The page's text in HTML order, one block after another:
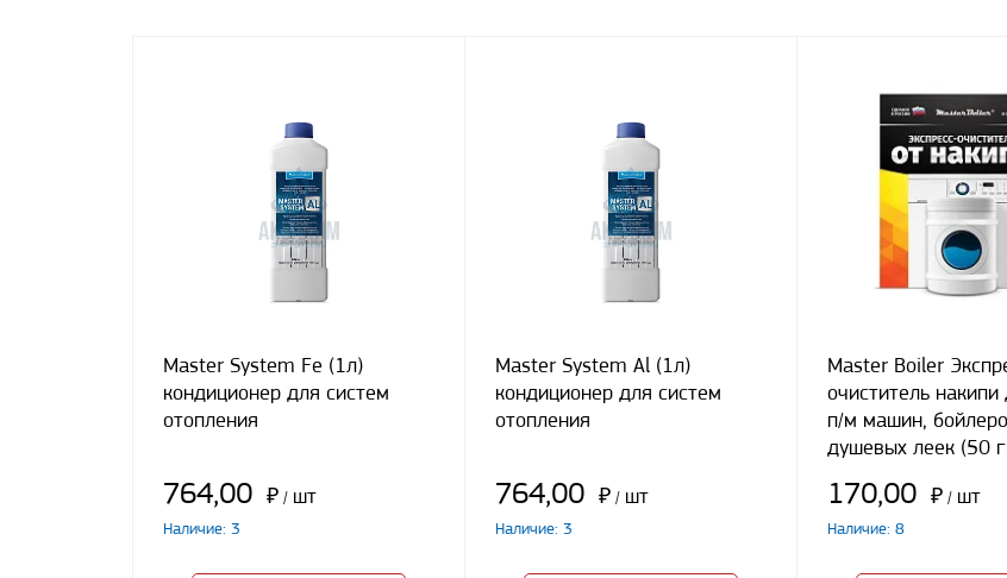
Master System Fe (1л)
кондиционер для систем
отопления
764,00 ₽ / шт
Наличие: 3
Master System Al (1л)
кондиционер для систем
отопления
764,00 ₽ / шт
Наличие: 3
Master Boiler
очиститель накипи
п/м машин,
душевых леек (50
170,00 ₽ / шт
Наличие: 8